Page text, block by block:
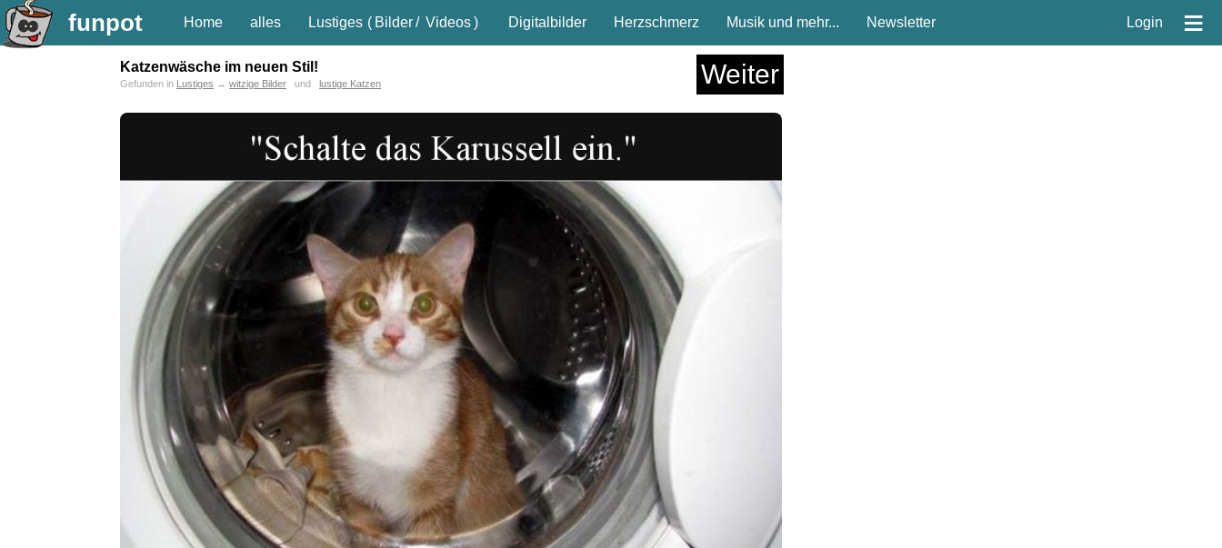
funpot Home alles Lustiges ( Bilder/ Videos) Digitalbilder Herzschmerz Musik und mehr... Newsletter Login ≡
Katzenwäsche im neuen Stil! Weiter
Gefunden in Lustiges → witzige Bilder und lustige Katzen